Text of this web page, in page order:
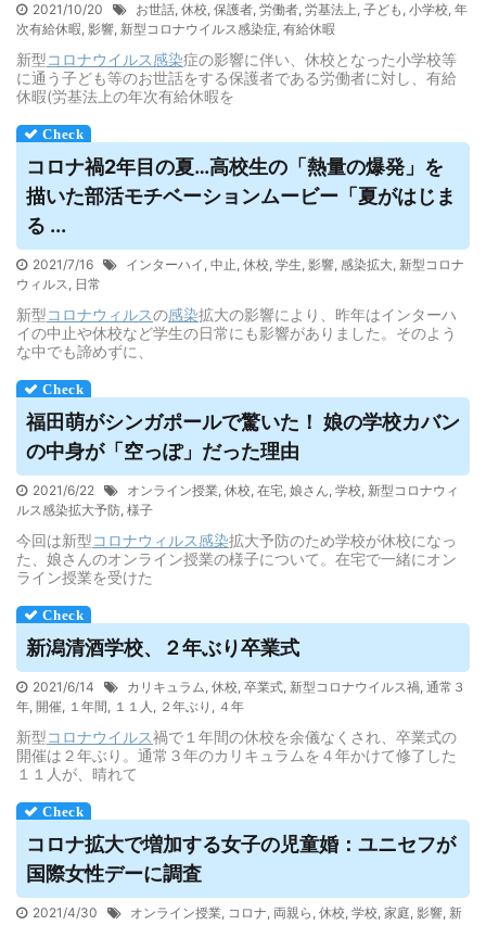
2021/10/20 お世話, 休校, 保護者, 労働者, 労基法上, 子ども , 小学校, 年
次有給休暇, 影響, 新型コロナウイルス感染症, 有給休暇
新型コロナウイルス感染症の影響に伴い、休校となった小学校等
に通う子ども等のお世話をする保護者である労働者に対し、有給
休暇(労基法上の年次有給休暇を
コロナ禍2年目の夏…高校生の「熱量の爆発」を
描いた部活モチベーションムービー「夏がはじま
る ...
2021/7/16 インターハイ , 中止, 休校, 学生, 影響, 感染拡大, 新型コロナ
ウィルス, 日常
新型コロナウィルスの感染拡大の影響により、昨年はインターハ
イの中止や休校など学生の日常にも影響がありました。そのよう
な中でも諦めずに、
福田萌がシンガポールで驚いた！ 娘の学校カバン
の中身が「空っぽ」だった理由
2021/6/22 オンライン授業, 休校, 在宅, 娘さん, 学校, 新型コロナウィ
ルス感染拡大予防, 様子
今回は新型コロナウィルス感染拡大予防のため学校が休校になっ
た、娘さんのオンライン授業の様子について。在宅で一緒にオン
ライン授業を受けた
新潟清酒学校、２年ぶり卒業式
2021/6/14 カリキュラム, 休校, 卒業式, 新型コロナウイルス禍, 通常３
年, 開催, １年間, １１人 , ２年ぶり , ４年
新型コロナウイルス禍で１年間の休校を余儀なくされ、卒業式の
開催は２年ぶり。通常３年のカリキュラムを４年かけて修了した
１１人が、晴れて
コロナ拡大で増加する女子の児童婚：ユニセフが
国際女性デーに調査
2021/4/30 オンライン授業, コロナ, 両親ら , 休校, 学校, 家庭, 影響, 新